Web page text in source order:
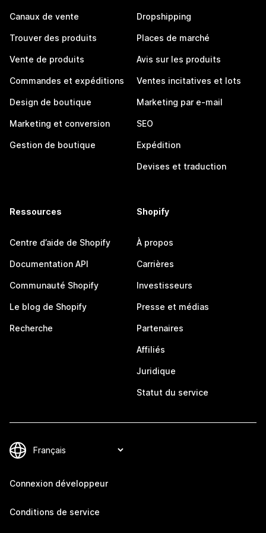
Canaux de vente
Trouver des produits
Vente de produits
Commandes et expéditions
Design de boutique
Marketing et conversion
Gestion de boutique
Dropshipping
Places de marché
Avis sur les produits
Ventes incitatives et lots
Marketing par e-mail
SEO
Expédition
Devises et traduction
Ressources
Centre d’aide de Shopify
Documentation API
Communauté Shopify
Le blog de Shopify
Recherche
Shopify
À propos
Carrières
Investisseurs
Presse et médias
Partenaires
Affiliés
Juridique
Statut du service
Connexion développeur
Conditions de service